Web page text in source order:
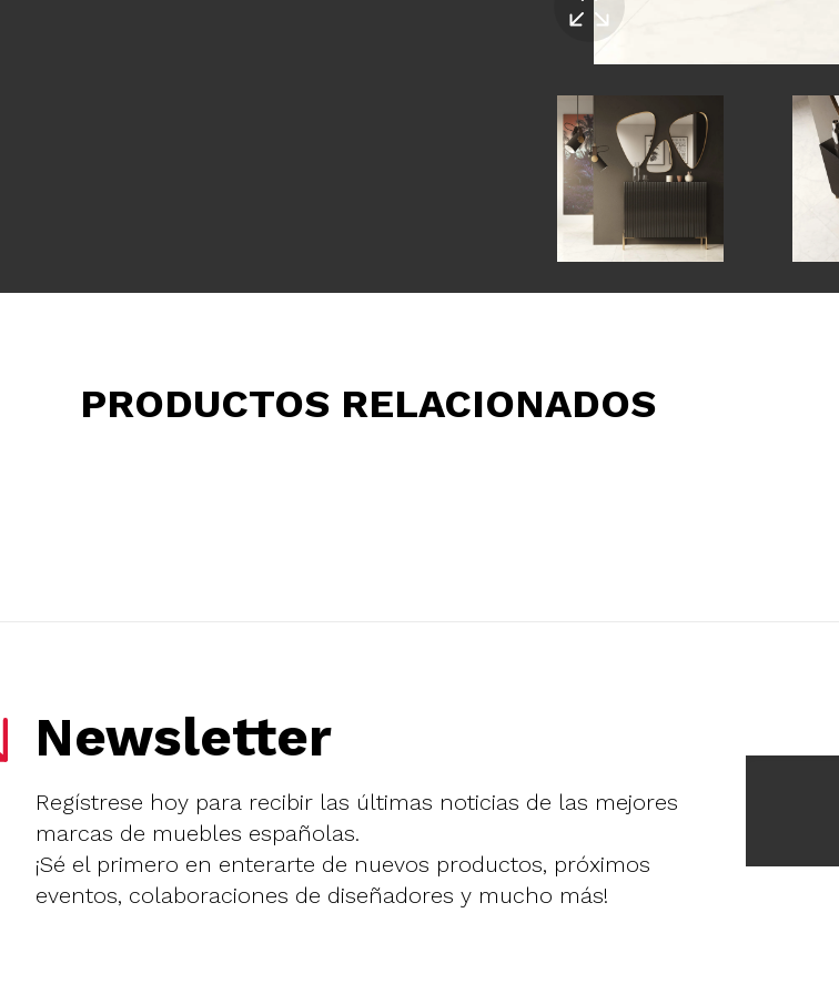
PRODUCTOS RELACIONADOS
Newsletter
Regístrese hoy para recibir las últimas noticias de las mejores
marcas de muebles españolas.
¡Sé el primero en enterarte de nuevos productos, próximos
eventos, colaboraciones de diseñadores y mucho más!